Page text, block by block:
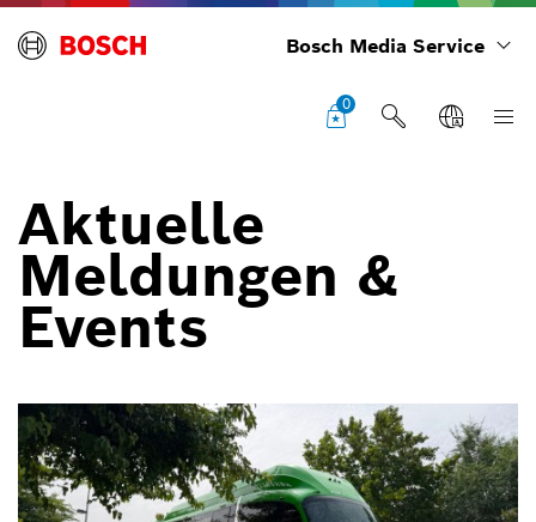
Bosch Media Service
0
Aktuelle
Meldungen &
Events